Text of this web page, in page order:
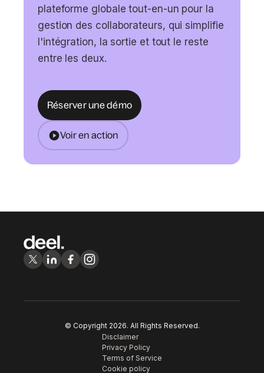
plateforme globale tout-en-un pour la
gestion des collaborateurs, qui simplifie
l'intégration, la sortie et tout le reste
entre les deux.
Réserver une démo
Voir en action
© Copyright 2026. All Rights Reserved.
Disclaimer
Privacy Policy
Terms of Service
Cookie policy